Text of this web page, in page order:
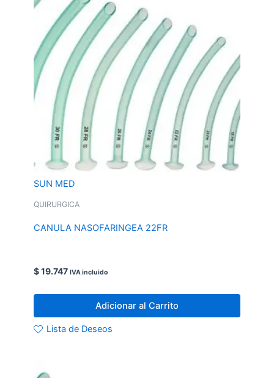
SUN MED
QUIRURGICA
CANULA NASOFARINGEA 22FR
$19.747 IVA incluido
Adicionar al Carrito
Lista de Deseos